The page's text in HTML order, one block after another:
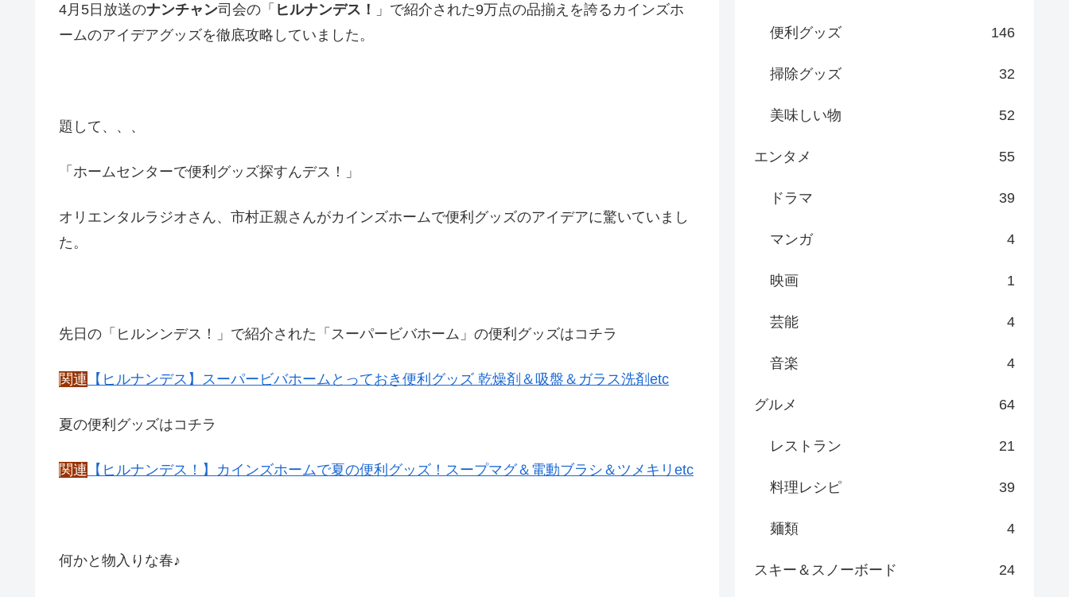
4月5日放送のナンチャン司会の「 ヒルナンデス！
」で紹介された9万点の品揃えを誇るカインズホ
ームのアイデアグッズを徹底攻略していました。
題して、、、
「ホームセンターで便利グッズ探すんデス！」
オリエンタルラジオさん、市村正親さんがカインズホームで便利グッズのアイデアに驚いていまし
た。
先日の「ヒルンンデス！」で紹介された「スーパービバホーム」の便利グッズはコチラ
関連 【ヒルナンデス】スーパービバホームとっておき便利グッズ 乾燥剤＆吸盤＆ガラス洗剤etc
夏の便利グッズはコチラ
関連 【ヒルナンデス！】カインズホームで夏の便利グッズ！スープマグ＆電動ブラシ＆ツメキリetc
何かと物入りな春♪
便利グッズ 146
掃除グッズ 32
美味しい物 52
エンタメ 55
ドラマ 39
マンガ 4
映画 1
芸能 4
音楽 4
グルメ 64
レストラン 21
料理レシピ 39
麺類 4
スキー＆スノーボード 24